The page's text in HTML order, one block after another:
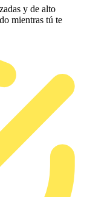
y de alto
mientras tú te